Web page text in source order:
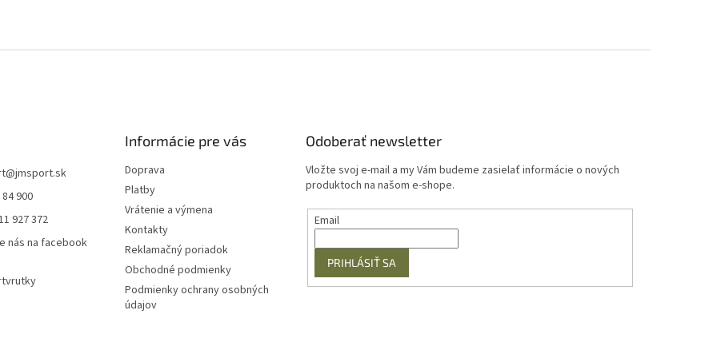
@jmsport.sk
900
927 372
nás na facebook
Informácie pre vás
Doprava
Platby
Vrátenie a výmena
Kontakty
Reklamačný poriadok
Obchodné podmienky
Podmienky ochrany osobných
údajov
Odoberať newsletter
Vložte svoj e-mail a my Vám budeme zasielať informácie o nových
produktoch na našom e-shope.
Email
PRIHLÁSIŤ SA